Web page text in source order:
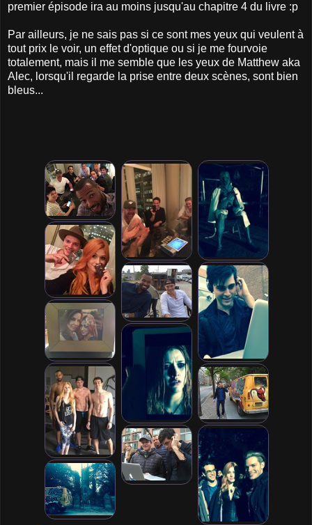
premier épisode ira au moins jusqu'au chapitre 4 du livre :p
Par ailleurs, je ne sais pas si ce sont mes yeux qui veulent à
tout prix le voir, un effet d'optique ou si je me fourvoie
totalement, mais il me semble que les yeux de Matthew aka
Alec, lorsqu'il regarde la prise entre deux scènes, sont bien
bleus...